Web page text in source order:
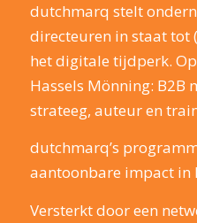
dutchmarq stelt
directeuren in staat tot
het digitale tijdperk.
Hassels Mönning: B2B
strateeg, auteur en
dutchmarq’s
aantoonbare impact in
Versterkt door een